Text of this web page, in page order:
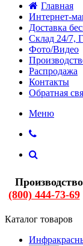
Главная
Интернет-
Доставка
Склад 24/7,
Фото/Видео
Распродажа
Контакты
Обратная
Меню
(800) 444-73-69
Каталог товаров